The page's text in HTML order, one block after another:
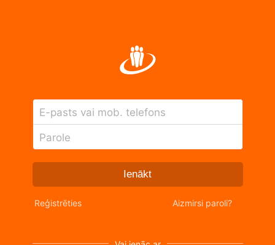
E-pasts vai mob. telefons
Parole
Ienākt
Reģistrēties Aizmirsi paroli?